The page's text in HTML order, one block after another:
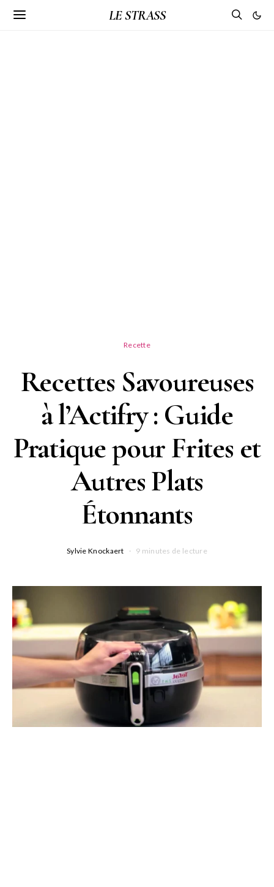
LE STRASS
Recette
Recettes Savoureuses
à l’Actifry : Guide
Pratique pour Frites et
Autres Plats
Étonnants
Sylvie Knockaert 9 minutes de lecture